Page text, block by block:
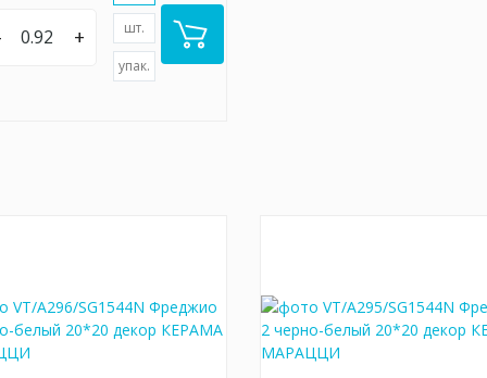
+ шт.
упак.